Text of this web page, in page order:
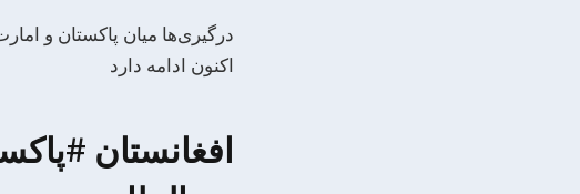
درگیری‌ها میان پاکستان و
اکنون ادامه دارد
افغانستان